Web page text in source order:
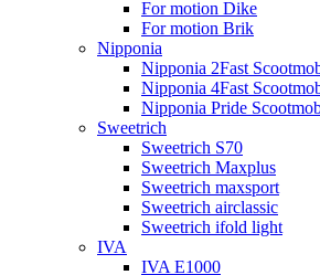
For motion Dike
For motion Brik
Nipponia
Nipponia 2Fast
Nipponia 4Fast
Nipponia Pride
Sweetrich
Sweetrich S70
Sweetrich Maxplus
Sweetrich maxsport
Sweetrich airclassic
Sweetrich ifold light
IVA
IVA E1000